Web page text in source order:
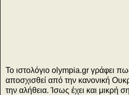
Το ιστολόγιο olympia.gr γράφει
αποσχισθεί από την κανονική
την αλήθεια. Ίσως έχει και μικρή